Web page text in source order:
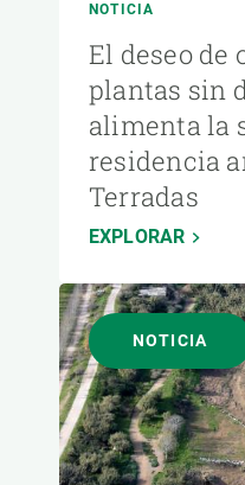
NOTICIA
El deseo de
plantas sin
alimenta la
residencia
Terradas
EXPLORAR
NOTICIA